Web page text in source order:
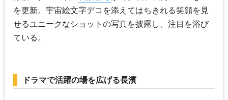
を更新。宇宙絵文字デコを添えてはちきれる笑顔を見
せるユニークなショットの写真を披露し、注目を浴び
ている。
ドラマで活躍の場を広げる長濱